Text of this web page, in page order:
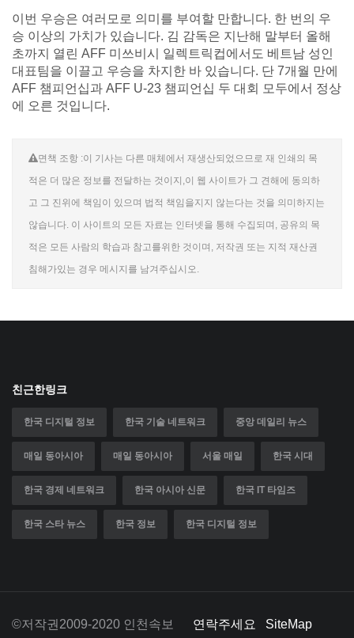
이번 우승은 여러모로 의미를 부여할 만합니다. 한 번의 우
승 이상의 가치가 있습니다. 김 감독은 지난해 말부터 올해
초까지 열린 AFF 미쓰비시 일렉트릭컵에서도 베트남 성인
대표팀을 이끌고 우승을 차지한 바 있습니다. 단 7개월 만에
AFF 챔피언십과 AFF U-23 챔피언십 두 대회 모두에서 정상
에 오른 것입니다.
면책 조항 :이 기사는 다른 매체에서 재생산되었으므로 재 인쇄의 목
적은 더 많은 정보를 전달하는 것이지,이 웹 사이트가 그 견해에 동의하
고 그 진위에 책임이 있으며 법적 책임을지지 않는다는 것을 의미하지는
않습니다. 이 사이트의 모든 자료는 인터넷을 통해 수집되며, 공유의 목
적은 모든 사람의 학습과 참고를위한 것이며, 저작권 또는 지적 재산권
침해가있는 경우 메시지를 남겨주십시오.
친근한링크
한국 디지털 정보 한국 기술 네트워크 중앙 데일리 뉴스
매일 동아시아 매일 동아시아 서울 매일 한국 시대
한국 경제 네트워크 한국 아시아 신문 한국 IT 타임즈
한국 스타 뉴스 한국 정보 한국 디지털 정보
©저작권2009-2020 인천속보 연락주세요 SiteMap